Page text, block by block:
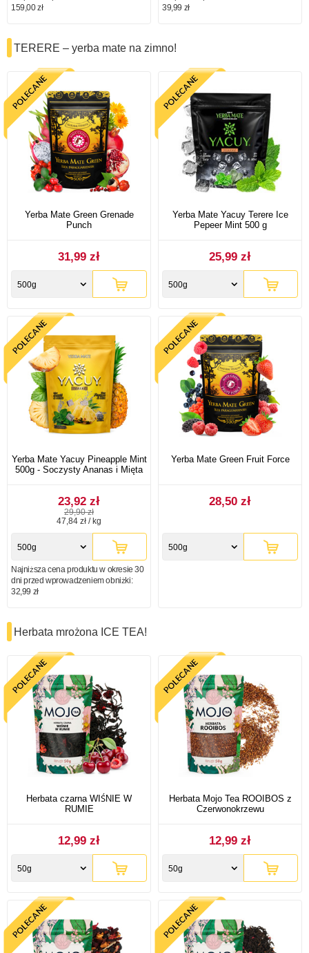
159,00 zł
39,99 zł
TERERE – yerba mate na zimno!
Yerba Mate Green Grenade
Punch
31,99 zł
500g
Yerba Mate Yacuy Terere Ice
Pepeer Mint 500 g
25,99 zł
500g
Yerba Mate Yacuy Pineapple Mint
500g - Soczysty Ananas i Mięta
23,92 zł
29,90 zł
47,84 zł / kg
500g
Najniższa cena produktu w okresie 30
dni przed wprowadzeniem obniżki:
32,99 zł
Yerba Mate Green Fruit Force
28,50 zł
500g
Herbata mrożona ICE TEA!
Herbata czarna WIŚNIE W
RUMIE
12,99 zł
50g
Herbata Mojo Tea ROOIBOS z
Czerwonokrzewu
12,99 zł
50g